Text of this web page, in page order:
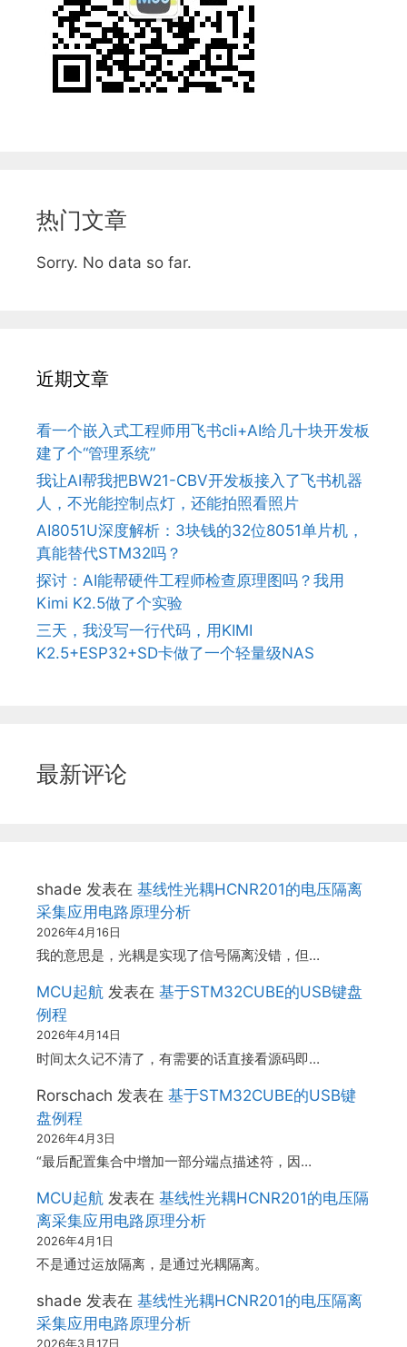
热门文章
Sorry. No data so far.
近期文章
看一个嵌入式工程师用飞书cli+AI给几十块开发板
建了个“管理系统”
我让AI帮我把BW21-CBV开发板接入了飞书机器
人，不光能控制点灯，还能拍照看照片
AI8051U深度解析：3块钱的32位8051单片机，
真能替代STM32吗？
探讨：AI能帮硬件工程师检查原理图吗？我用
Kimi K2.5做了个实验
三天，我没写一行代码，用KIMI
K2.5+ESP32+SD卡做了一个轻量级NAS
最新评论
shade 发表在 基线性光耦HCNR201的电压隔离
采集应用电路原理分析
2026年4月16日
我的意思是，光耦是实现了信号隔离没错，但…
MCU起航 发表在 基于STM32CUBE的USB键盘
例程
2026年4月14日
时间太久记不清了，有需要的话直接看源码即…
Rorschach 发表在 基于STM32CUBE的USB键
盘例程
2026年4月3日
“最后配置集合中增加一部分端点描述符，因…
MCU起航 发表在 基线性光耦HCNR201的电压隔
离采集应用电路原理分析
2026年4月1日
不是通过运放隔离，是通过光耦隔离。
shade 发表在 基线性光耦HCNR201的电压隔离
采集应用电路原理分析
2026年3月17日